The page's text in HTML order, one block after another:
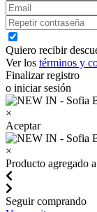
Quiero recibir
Ver los términos y
Finalizar registro
o iniciar sesión
×
Aceptar
×
Producto agregado
Seguir comprando